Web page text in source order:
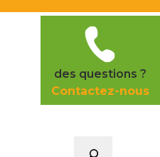
des questions ?
Contactez-nous